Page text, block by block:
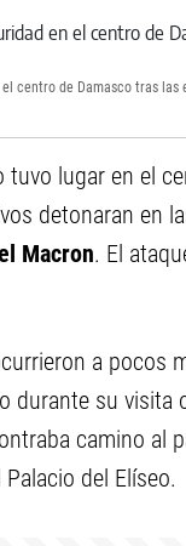
centro de Damasco tras
tuvo lugar en el
detonaran en
Macron. El
a pocos
durante su visita
camino al
del Elíseo.